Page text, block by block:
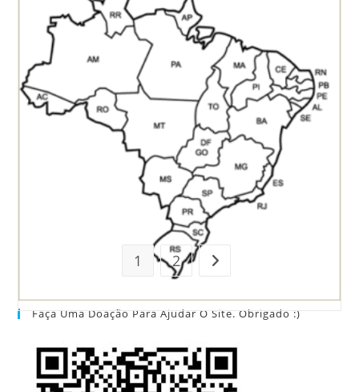
1 2 Ir para a próxima página
Faça Uma Doação Para Ajudar O Site. Obrigado :)